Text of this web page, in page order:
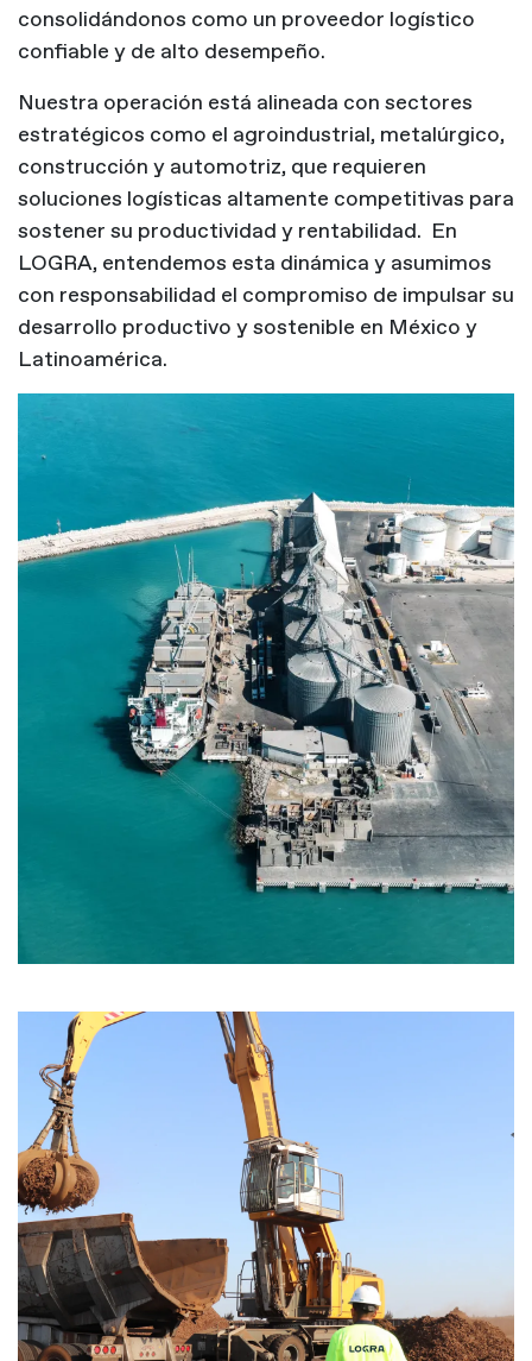
consolidándonos como un proveedor logístico
confiable y de alto desempeño.
Nuestra operación está alineada con sectores
estratégicos como el agroindustrial, metalúrgico,
construcción y automotriz, que requieren
soluciones logísticas altamente competitivas para
sostener su productividad y rentabilidad. En
LOGRA, entendemos esta dinámica y asumimos
con responsabilidad el compromiso de impulsar su
desarrollo productivo y sostenible en México y
Latinoamérica.